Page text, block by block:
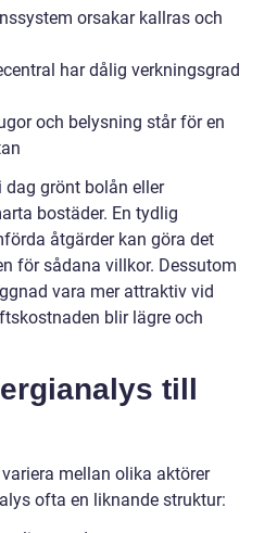
orsakar kallras och
har dålig verkningsgrad
och belysning står för en
dag grönt bolån eller
bostäder. En tydlig
åtgärder kan göra det
för sådana villkor. Dessutom
vara mer attraktiv vid
blir lägre och
till
mellan olika aktörer
ofta en liknande struktur: